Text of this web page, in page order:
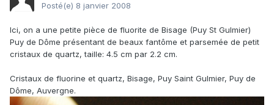
Posté(e) 8 janvier 2008
Ici, on a une petite pièce de fluorite de Bisage (Puy St Gulmier)
Puy de Dôme présentant de beaux fantôme et parsemée de petit
cristaux de quartz, taille: 4.5 cm par 2.2 cm.
Cristaux de fluorine et quartz, Bisage, Puy Saint Gulmier, Puy de
Dôme, Auvergne.